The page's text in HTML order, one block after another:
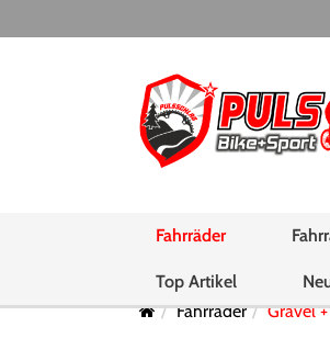
Fahrräder
Top Artikel
Fahrräder
Gravel